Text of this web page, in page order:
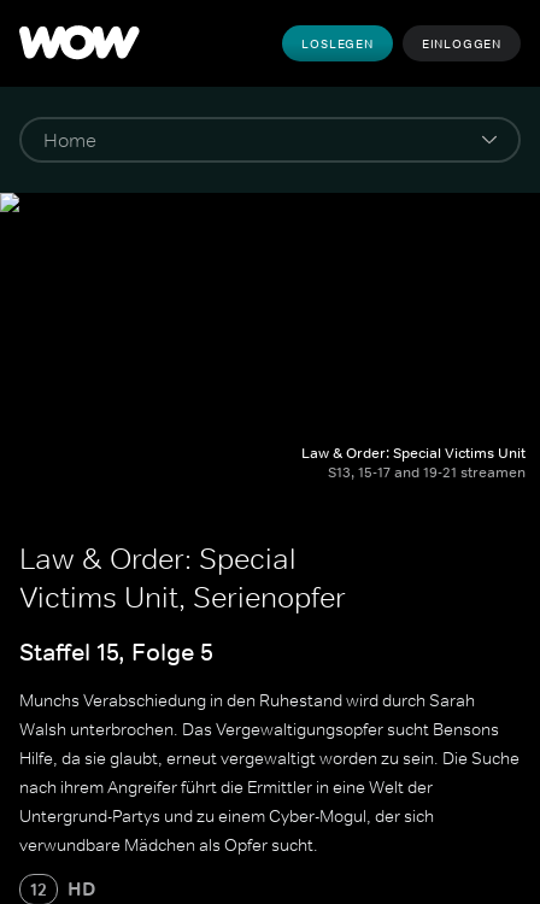
LOSLEGEN EINLOGGEN
Law & Order: Special Victims Unit
S13, 15-17 and 19-21 streamen
Law & Order: Special
Victims Unit, Serienopfer
Staffel 15, Folge 5
Munchs Verabschiedung in den Ruhestand wird durch Sarah
Walsh unterbrochen. Das Vergewaltigungsopfer sucht Bensons
Hilfe, da sie glaubt, erneut vergewaltigt worden zu sein. Die Suche
nach ihrem Angreifer führt die Ermittler in eine Welt der
Untergrund-Partys und zu einem Cyber-Mogul, der sich
verwundbare Mädchen als Opfer sucht.
12 HD